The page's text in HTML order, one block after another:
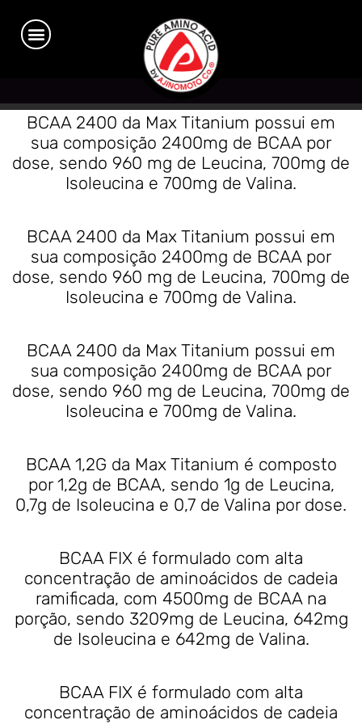
Aminoácidos:BCAA
BCAA 2400 da Max Titanium possui em
sua composição 2400mg de BCAA por
dose, sendo 960 mg de Leucina, 700mg de
Isoleucina e 700mg de Valina.
BCAA 2400 da Max Titanium possui em
sua composição 2400mg de BCAA por
dose, sendo 960 mg de Leucina, 700mg de
Isoleucina e 700mg de Valina.
BCAA 2400 da Max Titanium possui em
sua composição 2400mg de BCAA por
dose, sendo 960 mg de Leucina, 700mg de
Isoleucina e 700mg de Valina.
BCAA 1,2G da Max Titanium é composto
por 1,2g de BCAA, sendo 1g de Leucina,
0,7g de Isoleucina e 0,7 de Valina por dose.
BCAA FIX é formulado com alta
concentração de aminoácidos de cadeia
ramificada, com 4500mg de BCAA na
porção, sendo 3209mg de Leucina, 642mg
de Isoleucina e 642mg de Valina.
BCAA FIX é formulado com alta
concentração de aminoácidos de cadeia